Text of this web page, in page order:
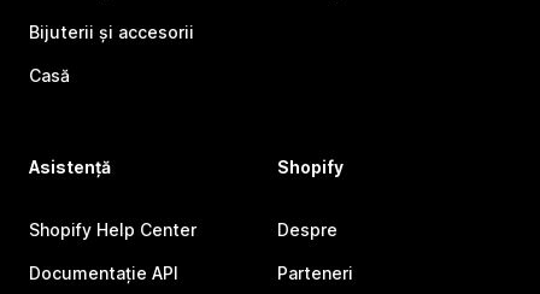
Bijuterii și accesorii
Casă
Asistență
Shopify Help Center
Documentație API
Shopify
Despre
Parteneri